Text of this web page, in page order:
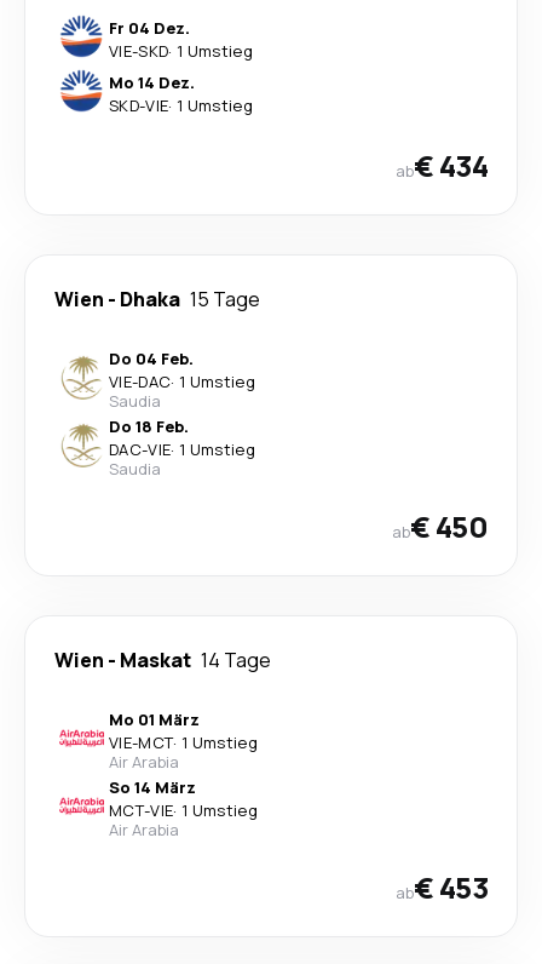
Fr 04 Dez.
VIE-SKD· 1 Umstieg
Mo 14 Dez.
SKD-VIE· 1 Umstieg
ab€ 434
Wien - Dhaka 15 Tage
Do 04 Feb.
VIE-DAC· 1 Umstieg
Saudia
Do 18 Feb.
DAC-VIE· 1 Umstieg
Saudia
ab€ 450
Wien - Maskat 14 Tage
Mo 01 März
VIE-MCT· 1 Umstieg
Air Arabia
So 14 März
MCT-VIE· 1 Umstieg
Air Arabia
ab€ 453